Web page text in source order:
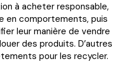
à acheter responsable,
en comportements, puis
leur manière de vendre
des produits. D’autres
pour les recycler.